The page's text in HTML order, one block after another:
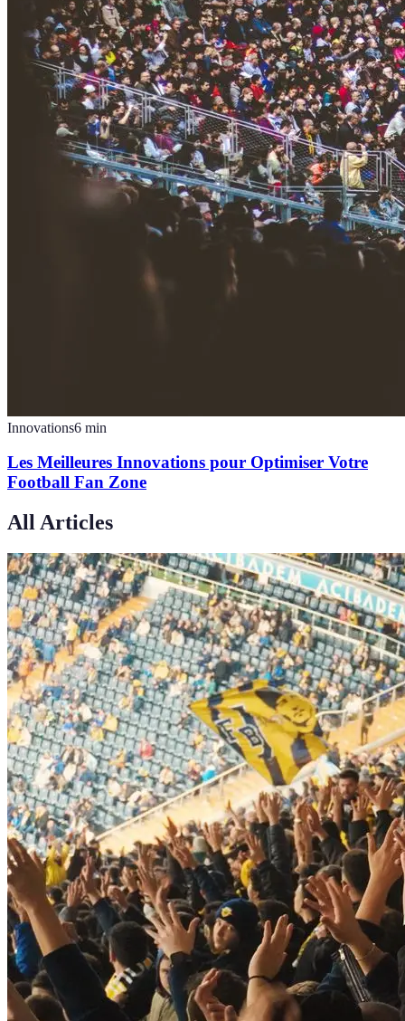
Innovations6 min
Les Meilleures Innovations pour Optimiser Votre
Football Fan Zone
All Articles